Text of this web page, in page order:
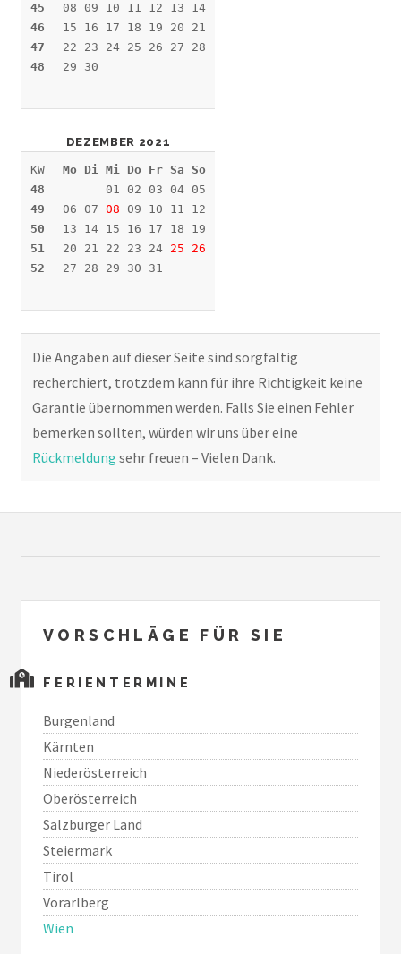
45
46
47
48
08 09 10 11 12 13 14
15 16 17 18 19 20 21
22 23 24 25 26 27 28
29 30
DEZEMBER 2021
KW
48
49
50
51
52
Mo Di Mi Do Fr Sa So
01 02 03 04 05
06 07 08 09 10 11 12
13 14 15 16 17 18 19
20 21 22 23 24 25
26
27 28 29 30 31
Die Angaben auf dieser Seite sind sorgfältig
recherchiert, trotzdem kann für ihre Richtigkeit keine
Garantie übernommen werden. Falls Sie einen Fehler
bemerken sollten, würden wir uns über eine
Rückmeldung sehr freuen – Vielen Dank.
VORSCHLÄGE FÜR SIE
FERIENTERMINE
Burgenland
Kärnten
Niederösterreich
Oberösterreich
Salzburger Land
Steiermark
Tirol
Vorarlberg
Wien